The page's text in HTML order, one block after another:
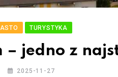
TURYSTYKA
– jedno z
2025-11-27